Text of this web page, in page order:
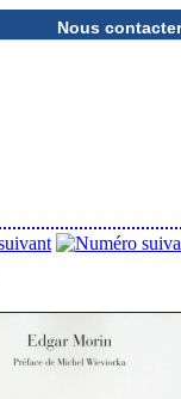
Nous contacter